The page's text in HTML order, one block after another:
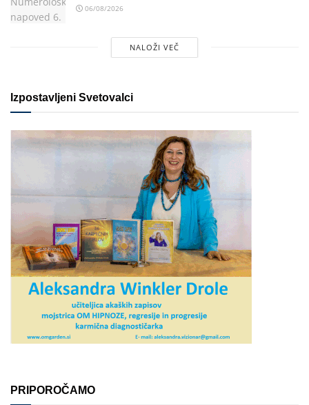
06/08/2026
NALOŽI VEČ
Izpostavljeni Svetovalci
PRIPOROČAMO